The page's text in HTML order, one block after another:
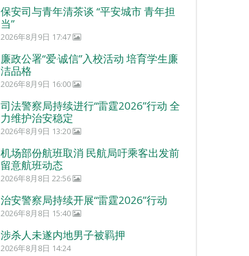
保安司与青年清茶谈 “平安城市 青年担
当”
2026年8月9日 17:47
廉政公署“爱‧诚信”入校活动 培育学生廉
洁品格
2026年8月9日 16:00
司法警察局持续进行“雷霆2026”行动 全
力维护治安稳定
2026年8月9日 13:20
机场部份航班取消 民航局吁乘客出发前
留意航班动态
2026年8月8日 22:56
治安警察局持续开展“雷霆2026”行动
2026年8月8日 15:40
涉杀人未遂内地男子被羁押
2026年8月8日 14:24